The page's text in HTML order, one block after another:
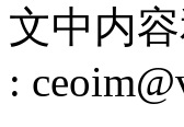
文中内
: